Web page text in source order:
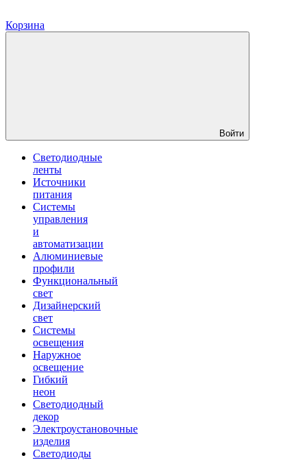
Корзина
Войти
Светодиодные
ленты
Источники
питания
Системы
управления
и
автоматизации
Алюминиевые
профили
Функциональный
свет
Дизайнерский
свет
Системы
освещения
Наружное
освещение
Гибкий
неон
Светодиодный
декор
Электроустановочные
изделия
Светодиоды